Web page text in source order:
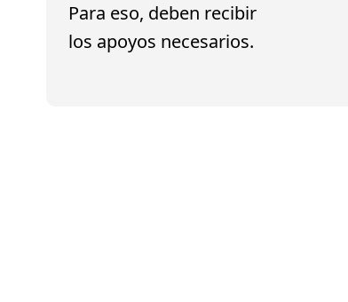
Para eso, deben recibir
los apoyos necesarios.